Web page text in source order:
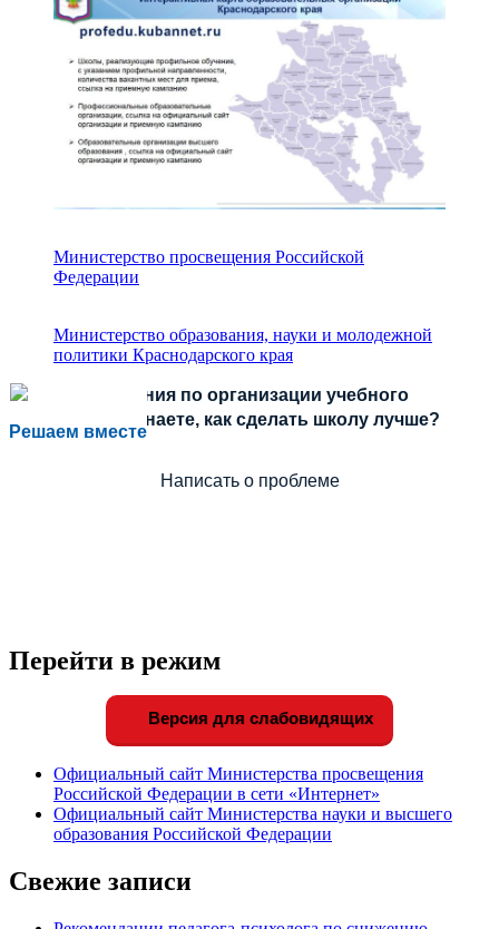
Министерство просвещения Российской
Федерации
Министерство образования, науки и молодежной
политики Краснодарского края
Решаем вместе
Есть предложения по организации учебного
процесса или знаете, как сделать школу лучше?
Написать о проблеме
Перейти в режим
Версия для слабовидящих
Официальный сайт Министерства просвещения
Российской Федерации в сети «Интернет»
Официальный сайт Министерства науки и высшего
образования Российской Федерации
Свежие записи